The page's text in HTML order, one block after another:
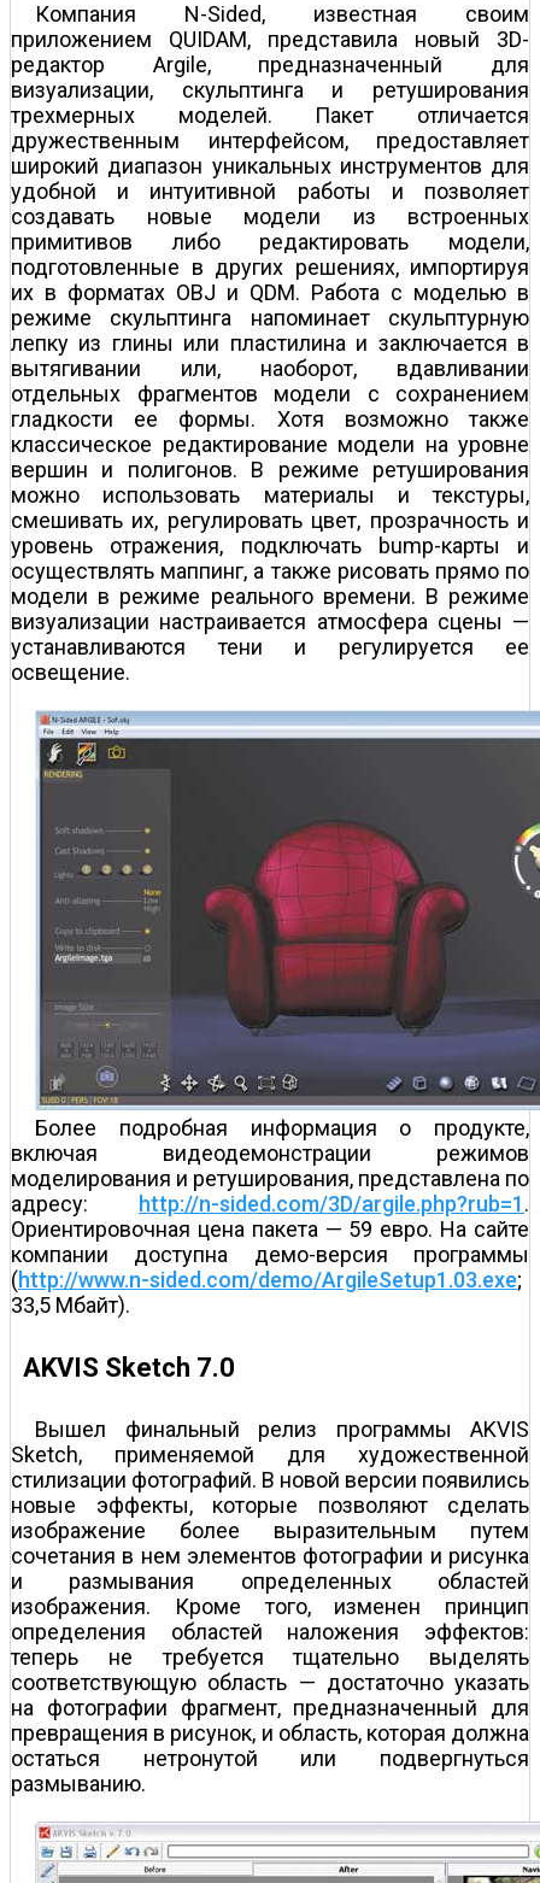
Компания N-Sided, известная своим
приложением QUIDAM, представила новый 3D-
редактор Argile, предназначенный для
визуализации, скульптинга и ретуширования
трехмерных моделей. Пакет отличается
дружественным интерфейсом, предоставляет
широкий диапазон уникальных инструментов для
удобной и интуитивной работы и позволяет
создавать новые модели из встроенных
примитивов либо редактировать модели,
подготовленные в других решениях, импортируя
их в форматах OBJ и QDM. Работа с моделью в
режиме скульптинга напоминает скульптурную
лепку из глины или пластилина и заключается в
вытягивании или, наоборот, вдавливании
отдельных фрагментов модели с сохранением
гладкости ее формы. Хотя возможно также
классическое редактирование модели на уровне
вершин и полигонов. В режиме ретуширования
можно использовать материалы и текстуры,
смешивать их, регулировать цвет, прозрачность и
уровень отражения, подключать bump-карты и
осуществлять маппинг, а также рисовать прямо по
модели в режиме реального времени. В режиме
визуализации настраивается атмосфера сцены —
устанавливаются тени и регулируется ее
освещение.
Более подробная информация о продукте,
включая видеодемонстрации режимов
моделирования и ретуширования, представлена по
адресу:
http://n-sided.com/3D/argile.php?rub=1.
Ориентировочная цена пакета — 59 евро. На сайте
компании доступна демо-версия программы
(http://www.n-sided.com/demo/ArgileSetup1.03.exe;
33,5 Мбайт).
AKVIS Sketch 7.0
Вышел финальный релиз программы AKVIS
Sketch, применяемой для художественной
стилизации фотографий. В новой версии появились
новые эффекты, которые позволяют сделать
изображение более выразительным путем
сочетания в нем элементов фотографии и рисунка
и размывания определенных областей
изображения. Кроме того, изменен принцип
определения областей наложения эффектов:
теперь не требуется тщательно выделять
соответствующую область — достаточно указать
на фотографии фрагмент, предназначенный для
превращения в рисунок, и область, которая должна
остаться нетронутой или подвергнуться
размыванию.